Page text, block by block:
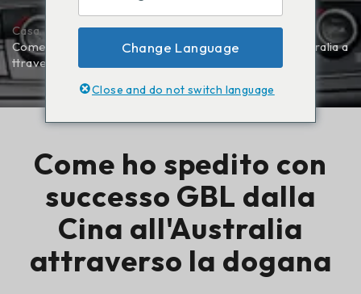
Casa Blog /
Come ho spedito con successo GBL dalla Cina all'Australia a
ttraverso la dogana
Come ho spedito con
successo GBL dalla
Cina all'Australia
attraverso la dogana
Change Language
Close and do not switch language